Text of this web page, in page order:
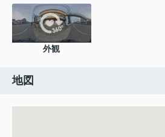
外観
地図